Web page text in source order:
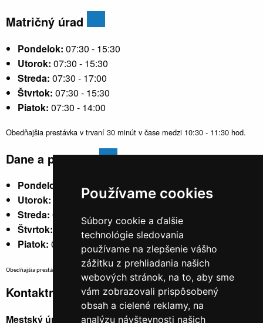
Používame cookies
Súbory cookie a ďalšie
technológie sledovania
používame na zlepšenie vášho
zážitku z prehliadania našich
webových stránok, na to, aby sme
vám zobrazovali prispôsobený
obsah a cielené reklamy, na
analýzu návštevnosti našich
Matričný úrad
Pondelok: 07:30 - 15:30
Utorok: 07:30 - 15:30
Streda: 07:30 - 17:00
Štvrtok: 07:30 - 15:30
Piatok: 07:30 - 14:00
Obedňajšia prestávka v trvaní 30 minút v čase medzi 10:30 - 11:30 hod.
Dane a poplatky
Pondelok:
07:30 - 15:30
Utorok:
nestránkový
Streda: 07:30 - 17:00
Štvrtok:
nestránkový
Piatok: 07:30 - 14:00
Obedňajšia prestávka v trvaní 30 minút v čase medzi 10:30 - 11:30 hod.
Kontaktné údaje
Mestský úrad, Cyrila a Metoda 329/6,